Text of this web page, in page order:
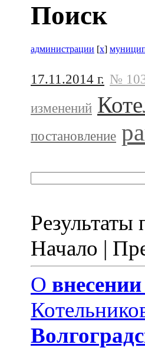
Поиск
администрации [x]
17.11.2014 г. №
изменений
постановление
Результаты
Начало |
О внесении